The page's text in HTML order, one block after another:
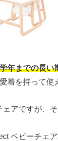
年までの長い
着を持って使
アですが、
ベビーチェ